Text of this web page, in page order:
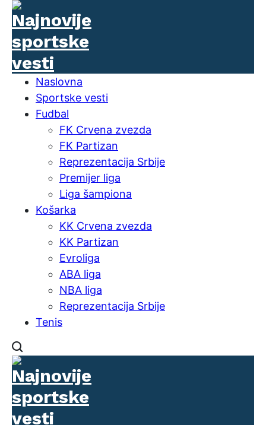
Naslovna
Sportske vesti
Fudbal
FK Crvena zvezda
FK Partizan
Reprezentacija Srbije
Premijer liga
Liga šampiona
Košarka
KK Crvena zvezda
KK Partizan
Evroliga
ABA liga
NBA liga
Reprezentacija Srbije
Tenis